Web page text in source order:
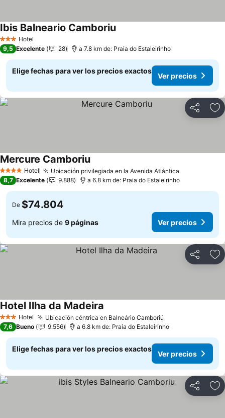
3 Estrellas
Hotel
Ibis Balneario Camboriu
9,5 Excelente 28 a 7.8 km de: Praia do Estaleirinho
Elige fechas para ver los precios exactos
Ver precios
Compartir
4 EstrellasHotel Ubicación privilegiada en la Avenida Atlántica
Mercure Camboriu
8,7 Excelente 9.888 a 6.8 km de: Praia do Estaleirinho
De $74.804
Mira precios de 9 páginas Ver precios
Compartir
3 Estrellas
Hotel Ubicación céntrica en Balneário Camboriú
Hotel Ilha da Madeira
7,6 Bueno 9.556 a 6.8 km de: Praia do Estaleirinho
Elige fechas para ver los precios exactos
Ver precios
Compartir